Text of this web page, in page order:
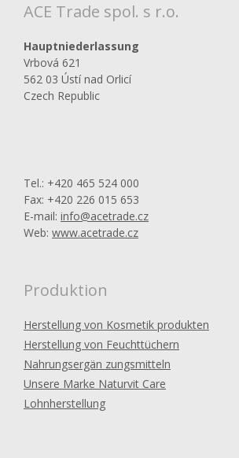
gesendet
ACE Trade spol. s r.o.
Hauptniederlassung
Vrbová 621
562 03 Ústí nad Orlicí
Czech Republic
Tel.: +420 465 524 000
Fax: +420 226 015 653
E-mail: info@acetrade.cz
Web: www.acetrade.cz
Produktion
Herstellung von Kosmetik produkten
Herstellung von Feuchttüchern
Nahrungsergän zungsmitteln
Unsere Marke Naturvit Care
Lohnherstellung